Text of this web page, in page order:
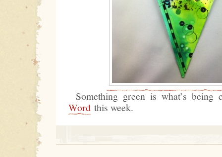
Something green is what’s
Wordthis week.